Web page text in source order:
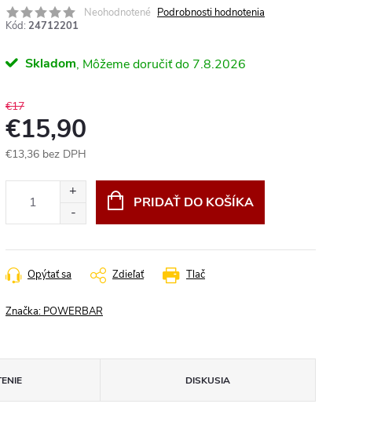
Neohodnotené Podrobnosti hodnotenia
Kód: 24712201
Skladom 7.8.2026
€17
€15,90
€13,36 bez DPH
PRIDAŤ DO KOŠÍKA
Tlač
Opýtať sa Zdieľať
Značka: POWERBAR
DISKUSIA